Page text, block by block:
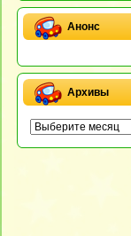
Анонс
Архивы